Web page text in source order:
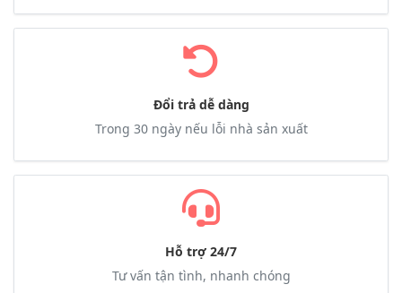
Đổi trả dễ dàng
Trong 30 ngày nếu lỗi nhà sản xuất
Hỗ trợ 24/7
Tư vấn tận tình, nhanh chóng